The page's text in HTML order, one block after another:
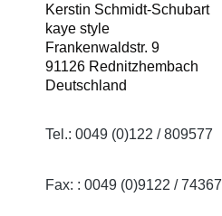
Kerstin Schmidt-Schubart
kaye style
Frankenwaldstr. 9
91126 Rednitzhembach
Deutschland
Tel.: 0049 (0)122 / 809577
Fax: : 0049 (0)9122 / 74367